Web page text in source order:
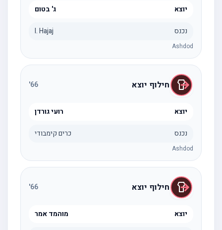
יוצא ג' בטום
נכנס I. Hajaj
Ashdod
חילוף יוצא 66
'
יוצא רועי גורדן
נכנס כרים קימבודי
Ashdod
חילוף יוצא 66
'
יוצא מוהמד אמר